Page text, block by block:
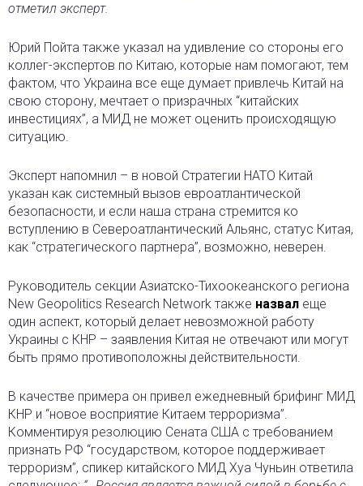
отметил эксперт.
Юрий Пойта также указал на удивление со стороны его
коллег-экспертов по Китаю, которые нам помогают, тем
фактом, что Украина все еще думает привлечь Китай на
свою сторону, мечтает о призрачных “китайских
инвестициях”, а МИД не может оценить происходящую
ситуацию.
Эксперт напомнил – в новой Стратегии НАТО Китай
указан как системный вызов евроатлантической
безопасности, и если наша страна стремится ко
вступлению в Североатлантический Альянс, статус Китая,
как “стратегического партнера”, возможно, неверен.
Руководитель секции Азиатско-Тихоокеанского региона
New Geopolitics Research Network также назвал еще
один аспект, который делает невозможной работу
Украины с КНР – заявления Китая не отвечают или могут
быть прямо противоположны действительности.
В качестве примера он привел ежедневный брифинг МИД
КНР и “новое восприятие Китаем терроризма”.
Комментируя резолюцию Сената США с требованием
признать РФ “государством, которое поддерживает
терроризм”, спикер китайского МИД Хуа Чуньин ответила